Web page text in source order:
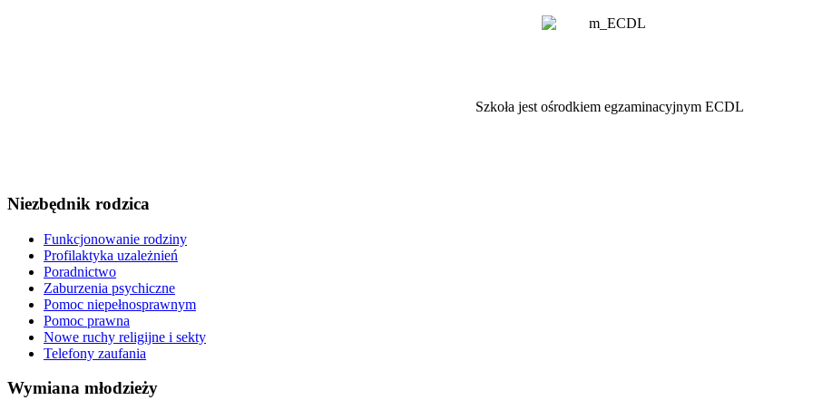
Szkoła jest ośrodkiem egzaminacyjnym ECDL
Niezbędnik rodzica
Funkcjonowanie rodziny
Profilaktyka uzależnień
Poradnictwo
Zaburzenia psychiczne
Pomoc niepełnosprawnym
Pomoc prawna
Nowe ruchy religijne i sekty
Telefony zaufania
Wymiana młodzieży